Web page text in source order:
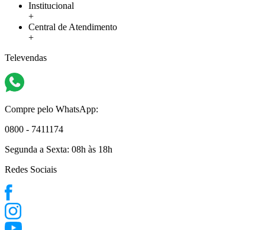
Institucional
+
Central de Atendimento
+
Televendas
Compre pelo WhatsApp:
0800 - 7411174
Segunda a Sexta: 08h às 18h
Redes Sociais